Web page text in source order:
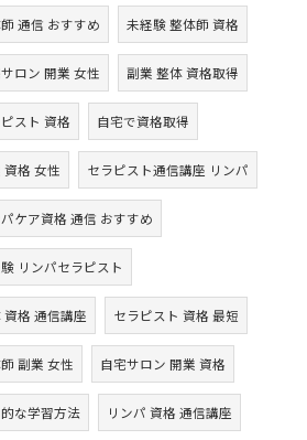
通信 おすすめ 未経験 整体師 資格
ロン 開業 女性 副業 整体 資格取得
スト 資格 自宅で資格取得
資格 女性 セラピスト通信講座 リンパ
パケア資格 通信 おすすめ
リンパセラピスト
資格 通信講座 セラピスト 資格 最短
副業 女性 自宅サロン 開業 資格
な学習方法 リンパ 資格 通信講座